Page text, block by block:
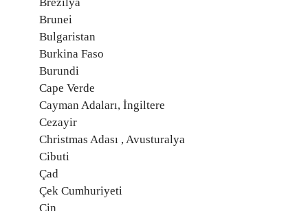
Brezilya
Brunei
Bulgaristan
Burkina Faso
Burundi
Cape Verde
Cayman Adaları, İngiltere
Cezayir
Christmas Adası , Avusturalya
Cibuti
Çad
Çek Cumhuriyeti
Çin